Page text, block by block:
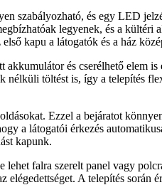
szabályozható, és egy LED
legyenek, és a kültéri
kapu a látogatók és a ház
és cserélhető elem
nélküli töltést is, így a telepítés
Ezzel a bejáratot
a látogatói érkezés
kapunk.
falra szerelt panel vagy
A telepítés során